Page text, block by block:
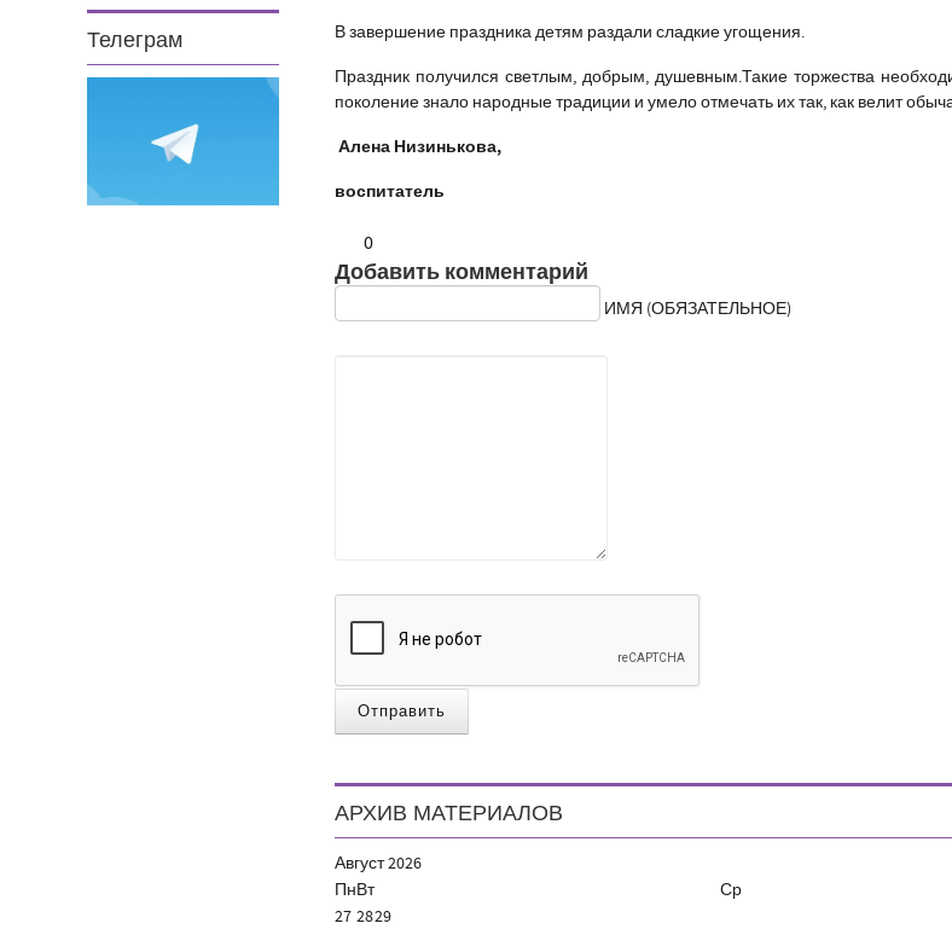
Телеграм В завершение праздника детям раздали сладкие угощения.
Праздник получился светлым, добрым, душевным.Такие торжества
поколение знало народные традиции и умело отмечать их так, как велит
Алена Низинькова,
воспитатель
0
Добавить комментарий
ИМЯ (ОБЯЗАТЕЛЬНОЕ)
Отправить
АРХИВ МАТЕРИАЛОВ
Август2026
ПнВт Ср
27 2829